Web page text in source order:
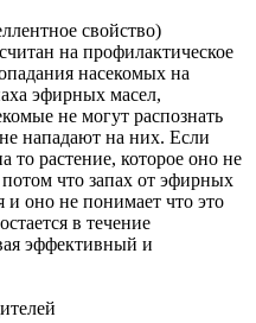
свойство)
на профилактическое
насекомых на
эфирных масел,
не могут распознать
нападают на них. Если
то растение, которое оно не
потом что запах от эфирных
и оно не понимает что это
в течение
эффективный и